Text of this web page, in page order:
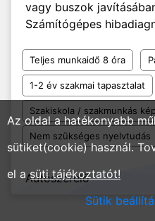
vagy buszok
Számítógépes
Teljes munkaidő 8 óra
1-2 év szakmai tapasztalat
Szakiskola / szakmunkás
Nem szükséges nyelvtudás
Autószerelő
Az oldal a hatékonyabb
sütiket(cookie) használ.
el asüti tájékoztatót!
Sütik